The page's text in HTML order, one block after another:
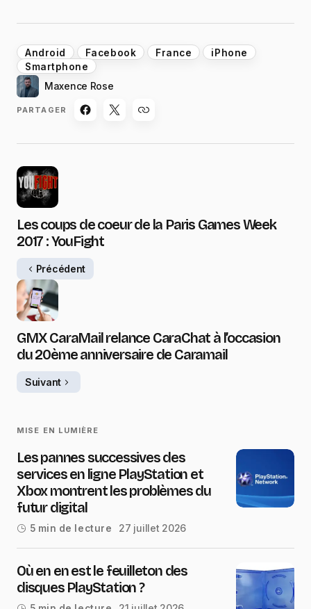
Android Facebook France
iPhone
Smartphone
Maxence Rose
PARTAGER
Les coups de coeur de la Paris Games Week
2017 : YouFight
Précédent
GMX CaraMail relance CaraChat à l’occasion
du 20ème anniversaire de Caramail
Suivant
MISE EN LUMIÈRE
Les pannes successives des
services en ligne PlayStation et
Xbox montrent les problèmes du
futur digital
5 min de lecture 27 juillet 2026
Où en en est le feuilleton des
disques PlayStation ?